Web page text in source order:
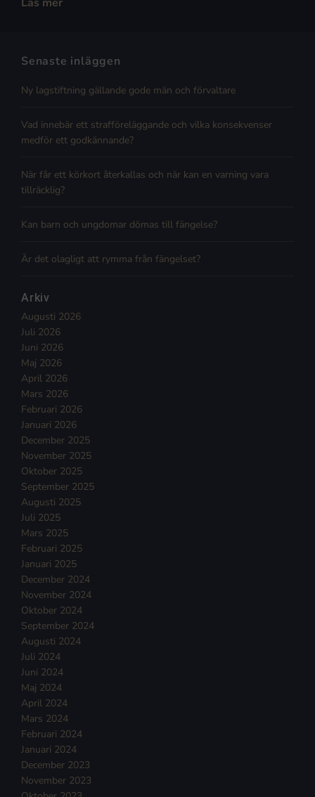
Läs mer
Senaste inläggen
Ny lagstiftning gällande gode män och förvaltare
Vad innebär ett strafföreläggande och vilka konsekvenser
medför ett godkännande?
När får ett körkort återkallas och när kan en varning vara
tillräcklig?
Kan barn och ungdomar dömas till fängelse?
Är det olagligt att rymma från fängelset?
Arkiv
Augusti 2026
Juli 2026
Juni 2026
Maj 2026
April 2026
Mars 2026
Februari 2026
Januari 2026
December 2025
November 2025
Oktober 2025
September 2025
Augusti 2025
Juli 2025
Mars 2025
Februari 2025
Januari 2025
December 2024
November 2024
Oktober 2024
September 2024
Augusti 2024
Juli 2024
Juni 2024
Maj 2024
April 2024
Mars 2024
Februari 2024
Januari 2024
December 2023
November 2023